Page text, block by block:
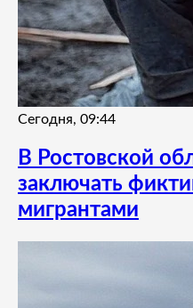
Сегодня, 09:44
В Ростовской
заключать
мигрантами